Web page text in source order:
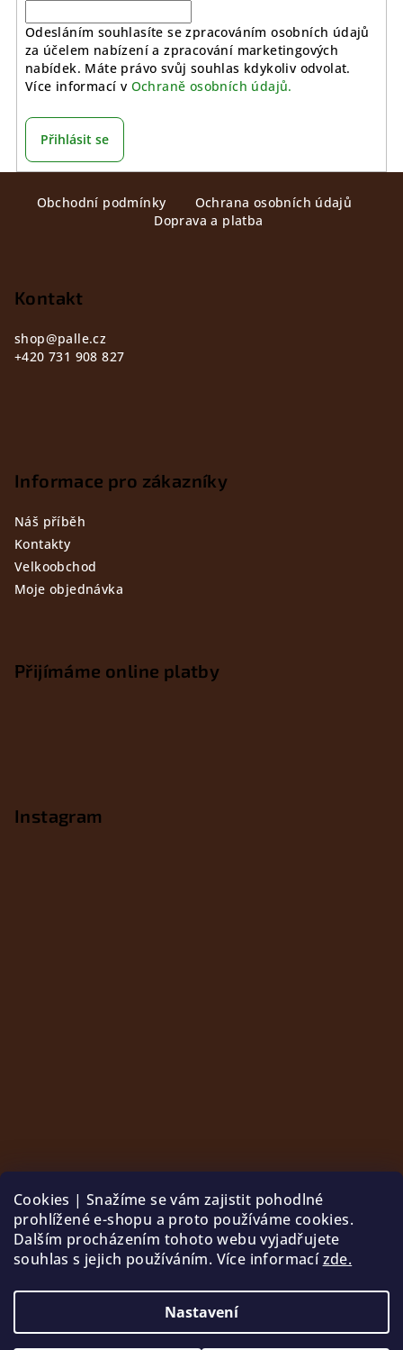
Cookies | Snažíme se vám zajistit pohodlné
prohlížené e-shopu a proto používáme cookies.
Dalším procházením tohoto webu vyjadřujete
souhlas s jejich používáním. Více informacízde.
Nastavení
Odesláním souhlasíte se zpracováním osobních údajů
za účelem nabízení a zpracování marketingových
nabídek. Máte právo svůj souhlas kdykoliv odvolat.
Více informací v Ochraně osobních údajů.
Přihlásit se
Obchodní podmínky
Ochrana osobních údajů
Doprava a platba
Kontakt
shop@palle.cz
+420 731 908 827
Informace pro zákazníky
Náš příběh
Kontakty
Velkoobchod
Moje objednávka
Přijímáme online platby
Instagram